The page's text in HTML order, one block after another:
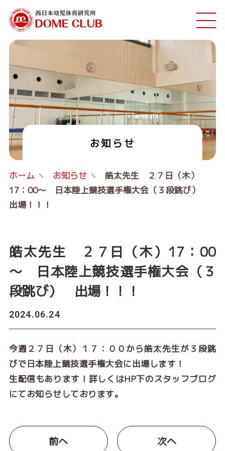
お知らせ
ホーム お知らせ
皓太先生 ２７日（木）
17：00～ 日本陸上競技選手権大会（３段跳び）
出場！！！
皓太先生 ２７日（木）17：00
～ 日本陸上競技選手権大会（３
段跳び） 出場！！！
2024.06.24
今週２７日（木）１７：００から皓太先生が３段跳
びで日本陸上競技選手権大会に出場します！
生配信もあります！詳しくはHP下のスタッフブログ
にてお知らせしております。
前へ 次へ